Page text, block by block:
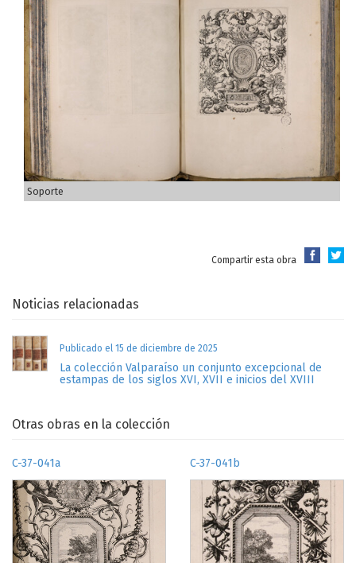
Soporte
Compartir esta obra
Noticias relacionadas
Publicado el 15 de diciembre de 2025
La colección Valparaíso un conjunto excepcional de
estampas de los siglos XVI, XVII e inicios del XVIII
Otras obras en la colección
C-37-041a C-37-041b